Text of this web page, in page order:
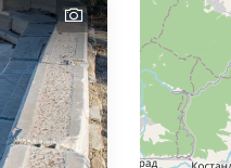
text
text
text